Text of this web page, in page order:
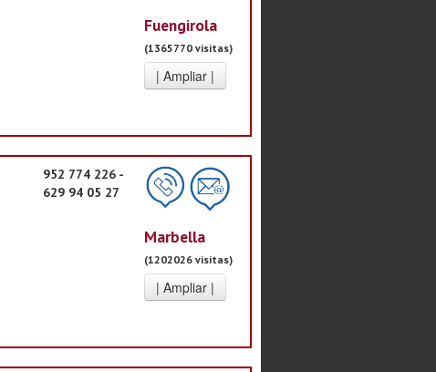
Fuengirola
(1365770 visitas)
952 774 226 -
629 94 05 27
Marbella
(1202026 visitas)